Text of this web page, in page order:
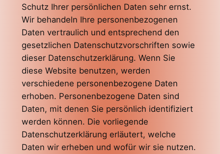
Schutz Ihrer persönlichen Daten sehr ernst.
Wir behandeln Ihre personenbezogenen
Daten vertraulich und entsprechend den
gesetzlichen Datenschutzvorschriften sowie
dieser Datenschutzerklärung. Wenn Sie
diese Website benutzen, werden
verschiedene personenbezogene Daten
erhoben. Personenbezogene Daten sind
Daten, mit denen Sie persönlich identifiziert
werden können. Die vorliegende
Datenschutzerklärung erläutert, welche
Daten wir erheben und wofür wir sie nutzen.